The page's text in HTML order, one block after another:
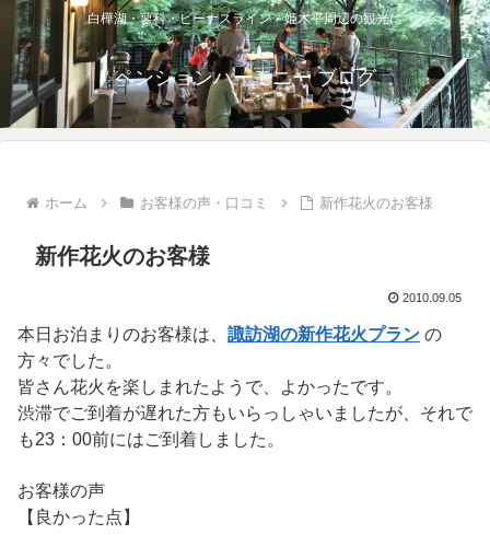
白樺湖・蓼科・ビーナスライン・姫木平周辺の観光に
ペンションハーモニー ブログ
ホーム お客様の声・口コミ 新作花火のお客様
新作花火のお客様
2010.09.05
本日お泊まりのお客様は、 諏訪湖の新作花火プラン の
方々でした。
皆さん花火を楽しまれたようで、よかったです。
渋滞でご到着が遅れた方もいらっしゃいましたが、それで
も23：00前にはご到着しました。
お客様の声
【良かった点】